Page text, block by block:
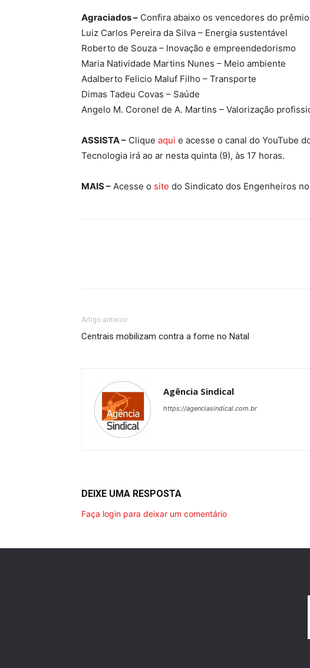
Agraciados – Confira abaixo os vencedores do
Luiz Carlos Pereira da Silva – Energia sustentável
Roberto de Souza – Inovação e empreendedorismo
Maria Natividade Martins Nunes – Meio ambiente
Adalberto Felicio Maluf Filho – Transporte
Dimas Tadeu Covas – Saúde
Angelo M. Coronel de A. Martins – Valorização
ASSISTA – Clique aqui e acesse o canal do YouTube
Tecnologia irá ao ar nesta quinta (9), às 17 horas.
MAIS – Acesse o site do Sindicato dos Engenheiros
Artigo anterior
Centrais mobilizam contra a fome no Natal
Agência Sindical
https://agenciasindical.com.br
DEIXE UMA RESPOSTA
Faça login para deixar um comentário